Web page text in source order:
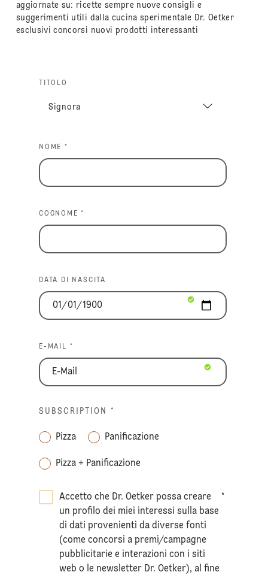
aggiornate su: ricette sempre nuove consigli e
suggerimenti utili dalla cucina sperimentale Dr. Oetker
esclusivi concorsi nuovi prodotti interessanti
TITOLO
NOME *
COGNOME *
DATA DI NASCITA
E-MAIL *
SUBSCRIPTION *
Pizza Panificazione
Pizza + Panificazione
Accetto che Dr. Oetker possa creare
un profilo dei miei interessi sulla base
di dati provenienti da diverse fonti
(come concorsi a premi/campagne
pubblicitarie e interazioni con i siti
web o le newsletter Dr. Oetker), al fine
*